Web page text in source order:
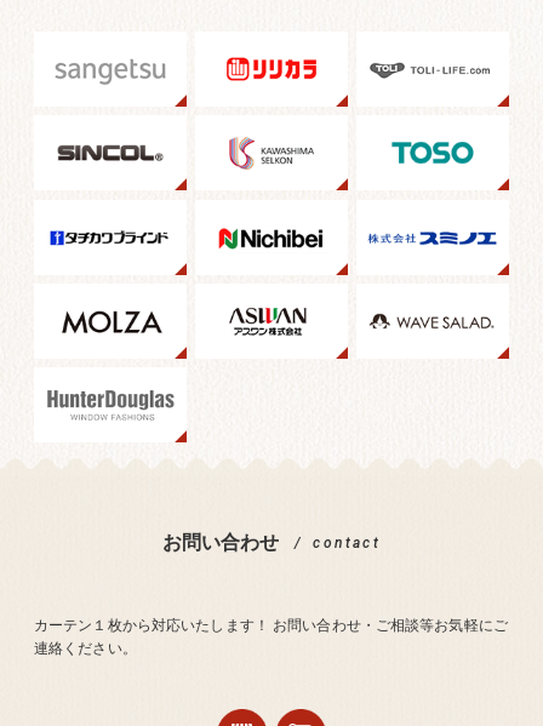
お問い合わせ contact
カーテン１枚から対応いたします！ お問い合わせ・ご相談等お気軽にご
連絡ください。